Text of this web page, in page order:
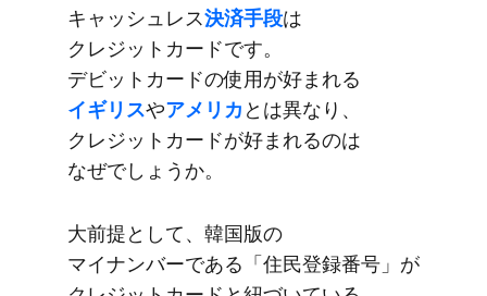
キャッシュレス決済手段は​
クレジットカードです。​
デビットカードの​使用が​好まれる
イギリスや​アメリカ とは​異なり、​
クレジットカードが​好まれるのは​
なぜでしょうか。
大前提と​して、​韓国版の​
マイナンバーである​「住民登録番号」が​